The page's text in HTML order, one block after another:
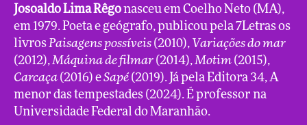
Josoaldo Lima Rêgonasceu em Coelho Neto (MA),
em 1979. Poeta e geógrafo, publicou pela 7Letras os
livrosPaisagens possíveis (2010), Variações do mar
(2012),Máquina de filmar (2014),Motim (2015),
Carcaça (2016) eSapé (2019). Já pela Editora 34, A
menor das tempestades (2024). É professor na
Universidade Federal do Maranhão.